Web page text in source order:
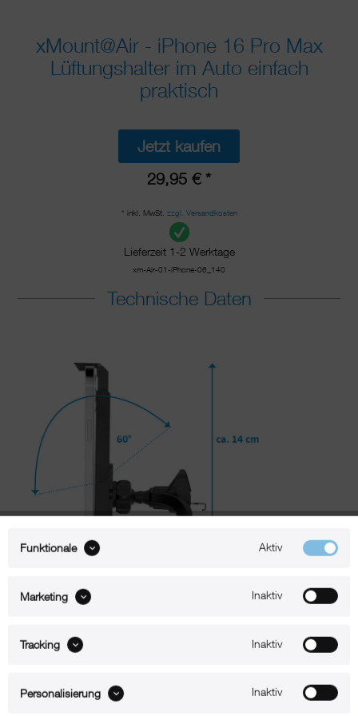
xMount@Air - iPhone 16 Pro Max
Lüftungshalter im Auto einfach
praktisch
Jetzt kaufen
29,95 € *
* inkl. MwSt. zzgl. Versandkosten
Lieferzeit 1-2 Werktage
xm-Air-01-iPhone-06_140
Technische Daten
Mit xMount@Air für die Lüftung befestigen Sie Ihr iPhone 16 Pro
Funktionale Aktiv
Marketing Inaktiv
Tracking Inaktiv
Personalisierung Inaktiv